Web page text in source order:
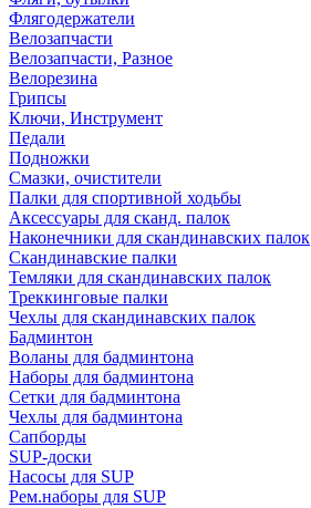
Флягодержатели
Велозапчасти
Велозапчасти, Разное
Велорезина
Грипсы
Ключи, Инструмент
Педали
Подножки
Смазки, очистители
Палки для спортивной ходьбы
Аксессуары для сканд. палок
Наконечники для скандинавских палок
Скандинавские палки
Темляки для скандинавских палок
Треккинговые палки
Чехлы для скандинавских палок
Бадминтон
Воланы для бадминтона
Наборы для бадминтона
Сетки для бадминтона
Чехлы для бадминтона
Сапборды
SUP-доски
Насосы для SUP
Рем.наборы для SUP